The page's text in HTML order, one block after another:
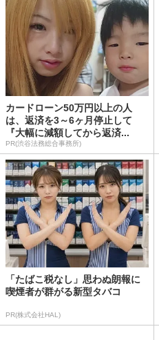
カードローン50万円以上の人
は、返済を3～6ヶ月停止して
『大幅に減額してから返済...
PR(渋谷法務総合事務所)
「たばこ税なし」思わぬ朗報に
喫煙者が群がる新型タバコ
PR(株式会社HAL)